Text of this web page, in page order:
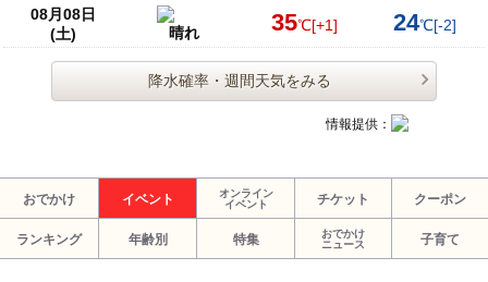
08月08日
(土)
晴れ 35℃[+1] 24℃[-2]
降水確率・週間天気をみる
情報提供：
おでかけ イベント
オンライン
イベント
チケット クーポン
ランキング 年齢別 特集
おでかけ
ニュース
子育て